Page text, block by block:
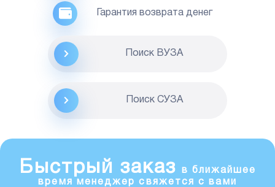
Гарантия возврата денег
Поиск ВУЗА
Поиск CУЗА
Быстрый заказ
в ближайшее
время менеджер свяжется с вами